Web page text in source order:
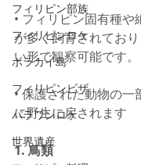
フィリピン部族
フィリピンロケ
ボラカイ島
フィリピンビザ
パラワンロケ
世界遺産
• フィリピン固有種や
が多く飼育されてお
い形で観察可能です。
• 保護された動物の一
に野生に戻されます
1. 鳥類